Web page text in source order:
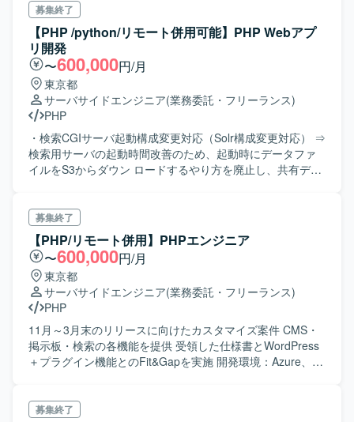
ーパートとして要件整理、進行管理、スコープ調整を行い
ながら、実装フェーズにおける品質管理や設計レビュー、
テスト確認なども担っていただきます。ベトナムオフショ
ア開発チーム（BrSE含む）との連携を行い、能動的な提案
やプロジェクト推進も行っていただきます。顧客担当者、
PM、ベトナムオフショア開発チームと協働してプロジェク
トを遂行していただきます。 【求める人物像】 顧客や社内
ステークホルダーと円滑にコミュニケーションを取りなが
ら、主体的に課題を発見し提案や推進ができる方を求めて
います。元請の代表として責任感を持ってプロジェクトを
リードしていただける方が望ましいです。 【ポジションの
トを担うことで、上流から下流まで幅広い経験を積むこと
ができます。ベトナムオフショア開発チームとの協業を通
じて、グローバルな開発体制でのマネジメントスキルも習
得していただけます。 【開発環境】 言語はSQL、Python、
PHP等を使用いたします。LAMP系フレームワークやAWSイ
ンフラ環境を利用する場合があります。バージョン管理は
Git、コミュニケーションツールはSlackやBacklog等を利用
いたします。開発体制はベトナムオフショア開発を併用
し、Informatica、ASTERIA Warp、Databricks等のETL／
DWHツールを活用いたします。
募集終了
【PHP /python/リモート併用可能】PHP Webアプ
リ開発
〜600,000円/月
東京都
サーバサイドエンジニア(業務委託・フリーランス)
PHP
・検索CGIサーバ起動構成変更対応（Solr構成変更対応） ⇒
検索用サーバの起動時間改善のため、起動時にデータファ
イルをS3からダウン ロードするやり方を廃止し、共有ディ
め、メインの作業とし ては別サーバへの横展開が主になる
想定 ※横展開と並行してPHP5系から8系へのバージョンア
ップ／python2系から3系 へのバージョンアップ作業が発生
する可能性有
募集終了
【PHP/リモート併用】PHPエンジニア
〜600,000円/月
東京都
サーバサイドエンジニア(業務委託・フリーランス)
PHP
11月～3月末のリリースに向けたカスタマイズ案件 CMS・
掲示板・検索の各機能を提供 受領した仕様書とWordPress
＋プラグイン機能とのFit&Gapを実施 開発環境：Azure、
募集終了